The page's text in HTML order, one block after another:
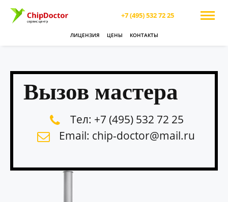
+7 (495) 532 72 25
ЛИЦЕНЗИЯ ЦЕНЫ КОНТАКТЫ
Вызов мастера
Тел: +7 (495) 532 72 25
Email: chip-doctor@mail.ru